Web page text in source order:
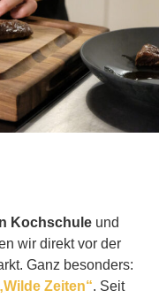
Kochschule und
wir direkt vor der
Ganz besonders:
Zeiten“. Seit